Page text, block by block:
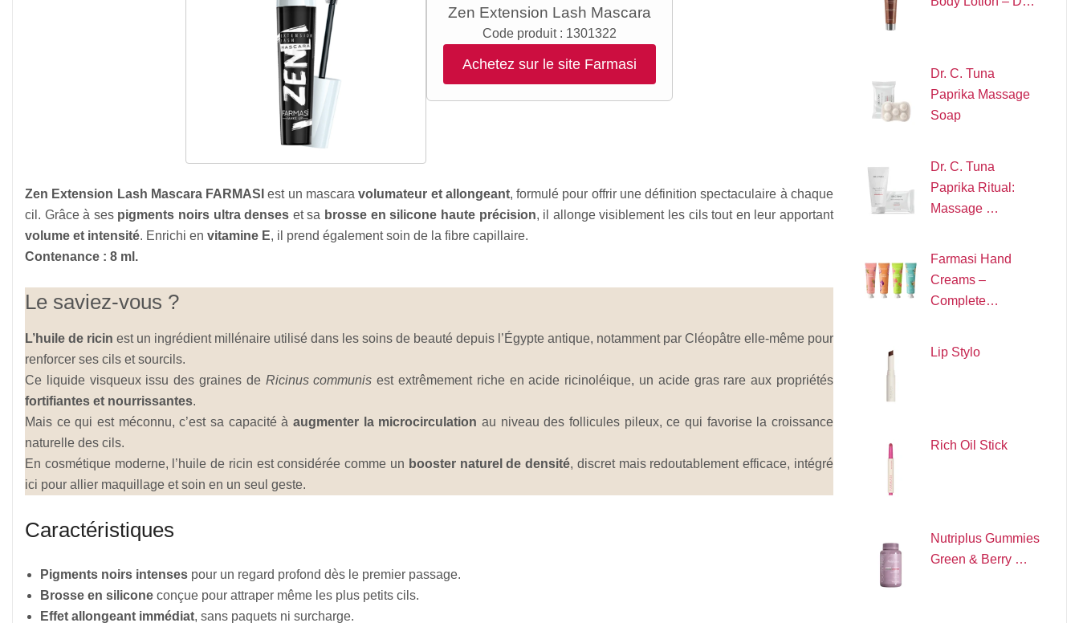
Zen Extension Lash Mascara
Code produit : 1301322
Achetez sur le site Farmasi
Zen Extension Lash Mascara FARMASI est un mascaravolumateur et allongeant, formulé pour offrir une définition spectaculaire à chaque
cil. Grâce à ses pigments noirs ultra denses et sa brosse en silicone haute précision, il allonge visiblement les cils tout en leur apportant
volume et intensité. Enrichi en vitamine E, il prend également soin de la fibre capillaire.
Contenance : 8 ml.
Le saviez-vous ?
L’huile de ricin est un ingrédient millénaire utilisé dans les soins de beauté depuis l’Égypte antique, notamment par Cléopâtre elle-même pour
renforcer ses cils et sourcils.
Ce liquide visqueux issu des graines de Ricinus communis est extrêmement riche en acide ricinoléique, un acide gras rare aux propriétés
fortifiantes et nourrissantes.
Mais ce qui est méconnu, c’est sa capacité à augmenter la microcirculation au niveau des follicules pileux, ce qui favorise la croissance
naturelle des cils.
En cosmétique moderne, l’huile de ricin est considérée comme un booster naturel de densité, discret mais redoutablement efficace, intégré
ici pour allier maquillage et soin en un seul geste.
Caractéristiques
Pigments noirs intenses pour un regard profond dès le premier passage.
Brosse en silicone conçue pour attraper même les plus petits cils.
Effet allongeant immédiat, sans paquets ni surcharge.
Dr. C. Tuna
Paprika Massage
Soap
Dr. C. Tuna
Paprika Ritual:
Massage …
Farmasi Hand
Creams –
Complete…
Lip Stylo
Rich Oil Stick
Nutriplus Gummies
Green & Berry …